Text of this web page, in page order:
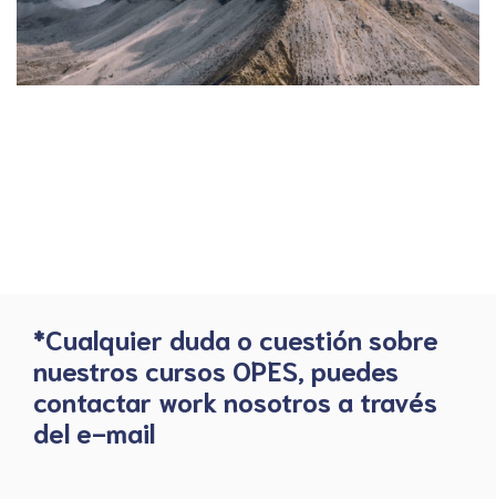
*Cualquier duda o cuestión sobre
nuestros cursos OPES, puedes
contactar work nosotros a través
del e-mail